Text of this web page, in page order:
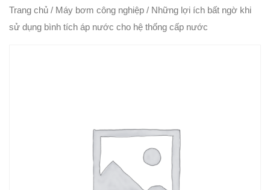
Trang chủ / Máy bơm công nghiệp / Những lợi ích bất ngờ khi
sử dụng bình tích áp nước cho hệ thống cấp nước